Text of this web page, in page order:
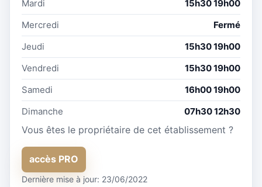
Mardi
15h30 19h00
Mercredi
Fermé
Jeudi
15h30 19h00
Vendredi
15h30 19h00
Samedi
16h00 19h00
Dimanche
07h30 12h30
Vous êtes le propriétaire de cet établissement ?
accès PRO
Dernière mise à jour: 23/06/2022